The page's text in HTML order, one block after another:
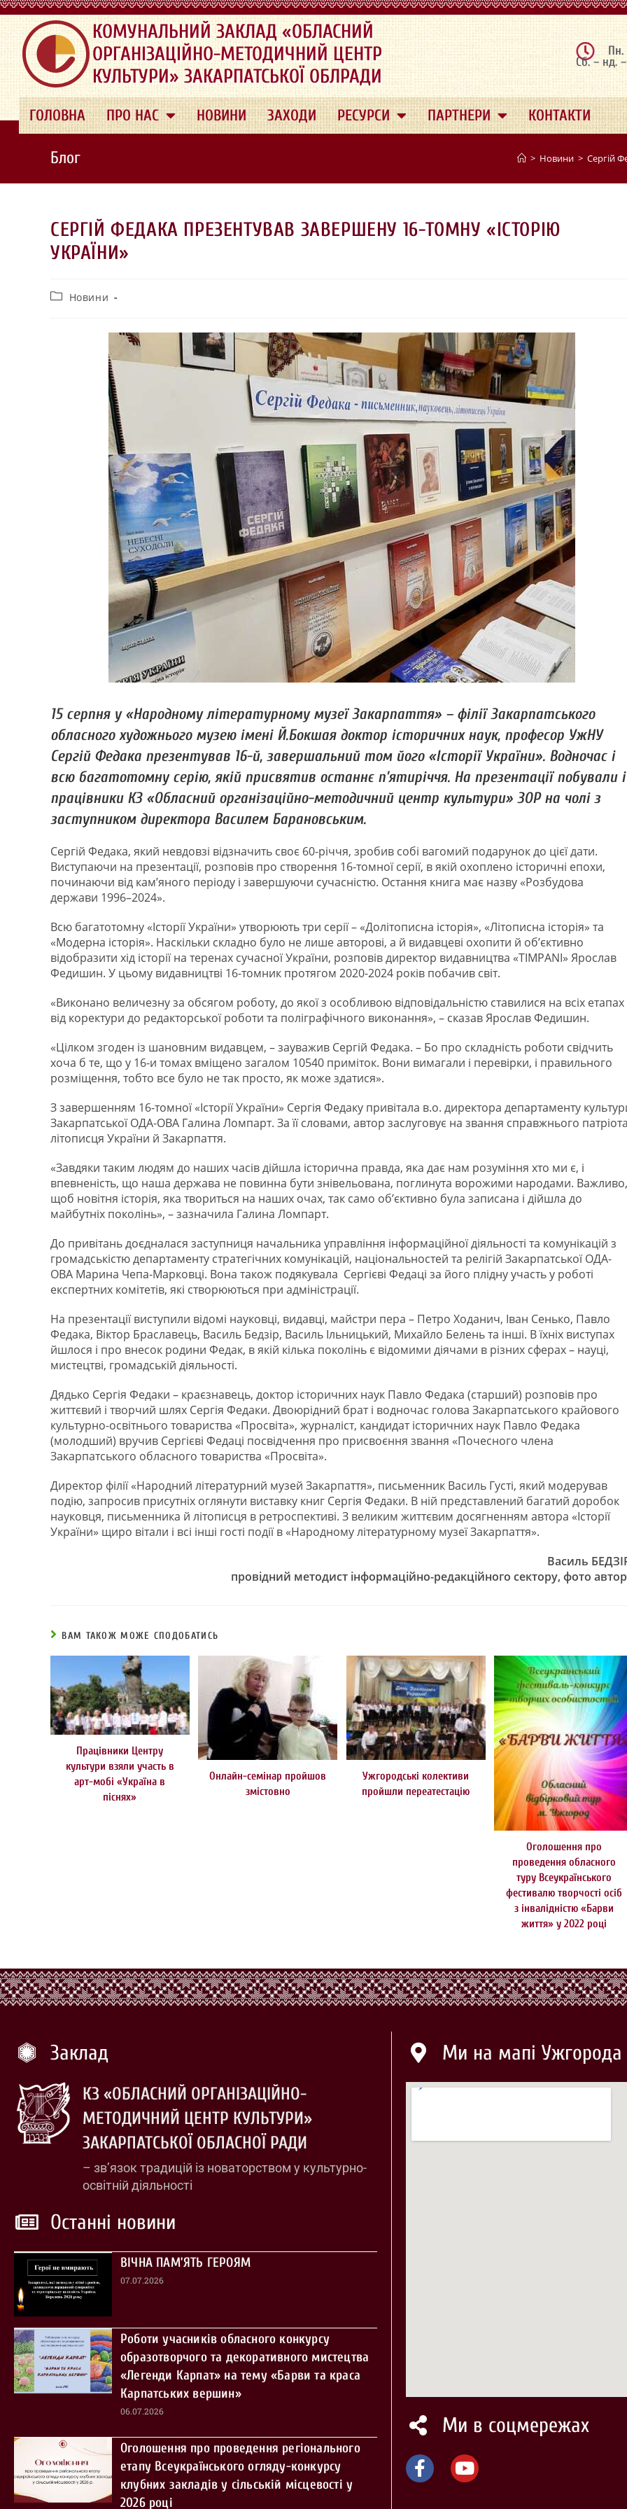
.
КОМУНАЛЬНИЙ ЗАКЛАД «ОБЛАСНИЙ
ОРГАНІЗАЦІЙНО-МЕТОДИЧНИЙ ЦЕНТР
КУЛЬТУРИ» ЗАКАРПАТСЬКОЇ ОБЛРАДИ
Пн.
Сб. – нд. –
ГОЛОВНА ПРО НАС НОВИНИ ЗАХОДИ РЕСУРСИ ПАРТНЕРИ КОНТАКТИ
Блог > Новини > Сергій
СЕРГІЙ ФЕДАКА ПРЕЗЕНТУВАВ ЗАВЕРШЕНУ 16-ТОМНУ «ІСТОРІЮ
УКРАЇНИ»
Новини
15 серпня у «Народному літературному музеї Закарпаття» – філії Закарпатського
обласного художнього музею імені Й.Бокшая доктор історичних наук, професор УжНУ
Сергій Федака презентував 16-й, завершальний том його «Історії України». Водночас і
всю багатотомну серію, якій присвятив останнє п’ятиріччя. На презентації побували і
працівники КЗ «Обласний організаційно-методичний центр культури» ЗОР на чолі з
заступником директора Василем Барановським.
Сергій Федака, який невдовзі відзначить своє 60-річчя, зробив собі вагомий подарунок до цієї дати.
Виступаючи на презентації, розповів про створення 16-томної серії, в якій охоплено історичні епохи,
починаючи від кам’яного періоду і завершуючи сучасністю. Остання книга має назву «Розбудова
держави 1996–2024».
Всю багатотомну «Історії України» утворюють три серії – «Долітописна історія», «Літописна історія» та
«Модерна історія». Наскільки складно було не лише авторові, а й видавцеві охопити й об’єктивно
відобразити хід історії на теренах сучасної України, розповів директор видавництва «TIMPANI» Ярослав
Федишин. У цьому видавництві 16-томник протягом 2020-2024 років побачив світ.
«Виконано величезну за обсягом роботу, до якої з особливою відповідальністю ставилися на всіх етапах
від коректури до редакторської роботи та поліграфічного виконання», – сказав Ярослав Федишин.
«Цілком згоден із шановним видавцем, – зауважив Сергій Федака. – Бо про складність роботи свідчить
хоча б те, що у 16-и томах вміщено загалом 10540 приміток. Вони вимагали і перевірки, і правильного
розміщення, тобто все було не так просто, як може здатися».
З завершенням 16-томної «Історії України» Сергія Федаку привітала в.о. директора департаменту
Закарпатської ОДА-ОВА Галина Ломпарт. За її словами, автор заслуговує на звання справжнього
літописця України й Закарпаття.
«Завдяки таким людям до наших часів дійшла історична правда, яка дає нам розуміння хто ми є, і
впевненість, що наша держава не повинна бути знівельована, поглинута ворожими народами. Важливо,
щоб новітня історія, яка твориться на наших очах, так само об’єктивно була записана і дійшла до
майбутніх поколінь», – зазначила Галина Ломпарт.
До привітань доєдналася заступниця начальника управління інформаційної діяльності та комунікацій з
громадськістю департаменту стратегічних комунікацій, національностей та релігій Закарпатської ОДА-
ОВА Марина Чепа-Марковці. Вона також подякувала Сергієві Федаці за його плідну участь у роботі
експертних комітетів, які створюються при адміністрації.
На презентації виступили відомі науковці, видавці, майстри пера – Петро Ходанич, Іван Сенько, Павло
Федака, Віктор Браславець, Василь Бедзір, Василь Ільницький, Михайло Белень та інші. В їхніх виступах
йшлося і про внесок родини Федак, в якій кілька поколінь є відомими діячами в різних сферах – науці,
мистецтві, громадській діяльності.
Дядько Сергія Федаки – краєзнавець, доктор історичних наук Павло Федака (старший) розповів про
життєвий і творчий шлях Сергія Федаки. Двоюрідний брат і водночас голова Закарпатського крайового
культурно-освітнього товариства «Просвіта», журналіст, кандидат історичних наук Павло Федака
(молодший) вручив Сергієві Федаці посвідчення про присвоєння звання «Почесного члена
Закарпатського обласного товариства «Просвіта».
Директор філії «Народний літературний музей Закарпаття», письменник Василь Густі, який модерував
подію, запросив присутніх оглянути виставку книг Сергія Федаки. В ній представлений багатий доробок
науковця, письменника й літописця в ретроспективі. З великим життєвим досягненням автора «Історії
України» щиро вітали і всі інші гості події в «Народному літературному музеї Закарпаття».
Василь
провідний методист інформаційно-редакційного сектору, фото
ВАМ ТАКОЖ МОЖЕ СПОДОБАТИСЬ
Працівники Центру
культури взяли участь в
арт-мобі «Україна в
піснях»
Онлайн-семінар пройшов
змістовно
Ужгородські колективи
пройшли переатестацію
Оголошення про
проведення обласного
туру Всеукраїнського
фестивалю творчості осіб
з інвалідністю «Барви
життя» у 2022 році
Заклад
КЗ «ОБЛАСНИЙ ОРГАНІЗАЦІЙНО-
МЕТОДИЧНИЙ ЦЕНТР КУЛЬТУРИ»
ЗАКАРПАТСЬКОЇ ОБЛАСНОЇ РАДИ
– зв’язок традицій із новаторством у культурно-
освітній діяльності
Останні новини
ВІЧНА ПАМ’ЯТЬ ГЕРОЯМ
07.07.2026
Роботи учасників обласного конкурсу
образотворчого та декоративного мистецтва
«Легенди Карпат» на тему «Барви та краса
Карпатських вершин»
06.07.2026
Оголошення про проведення регіонального
етапу Всеукраїнського огляду-конкурсу
клубних закладів у сільській місцевості у
2026 році
Ми на мапі Ужгорода
Ми в соцмережах